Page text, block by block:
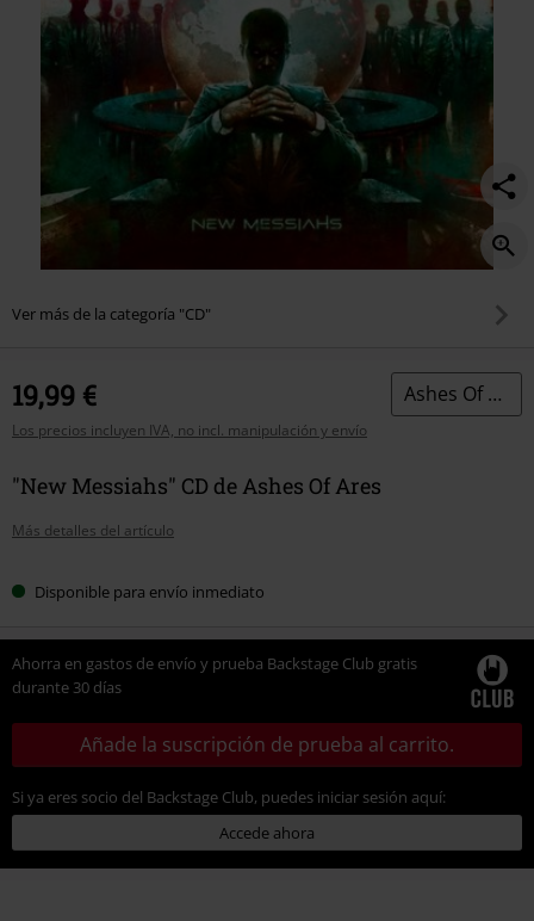
Ver más de la categoría "CD"
19,99 €
Los precios incluyen IVA, no incl. manipulación y envío
Ashes Of Ares
"New Messiahs" CD de Ashes Of Ares
Más detalles del artículo
Disponible para envío inmediato
Ahorra en gastos de envío y prueba Backstage Club gratis
durante 30 días
Añade la suscripción de prueba al carrito.
Si ya eres socio del Backstage Club, puedes iniciar sesión aquí:
Accede ahora